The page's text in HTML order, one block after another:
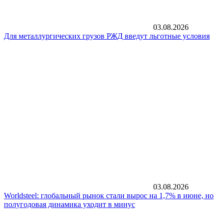
03.08.2026
Для металлургических грузов РЖД введут льготные условия
03.08.2026
Worldsteel: глобальный рынок стали вырос на 1,7% в июне, но
полугодовая динамика уходит в минус